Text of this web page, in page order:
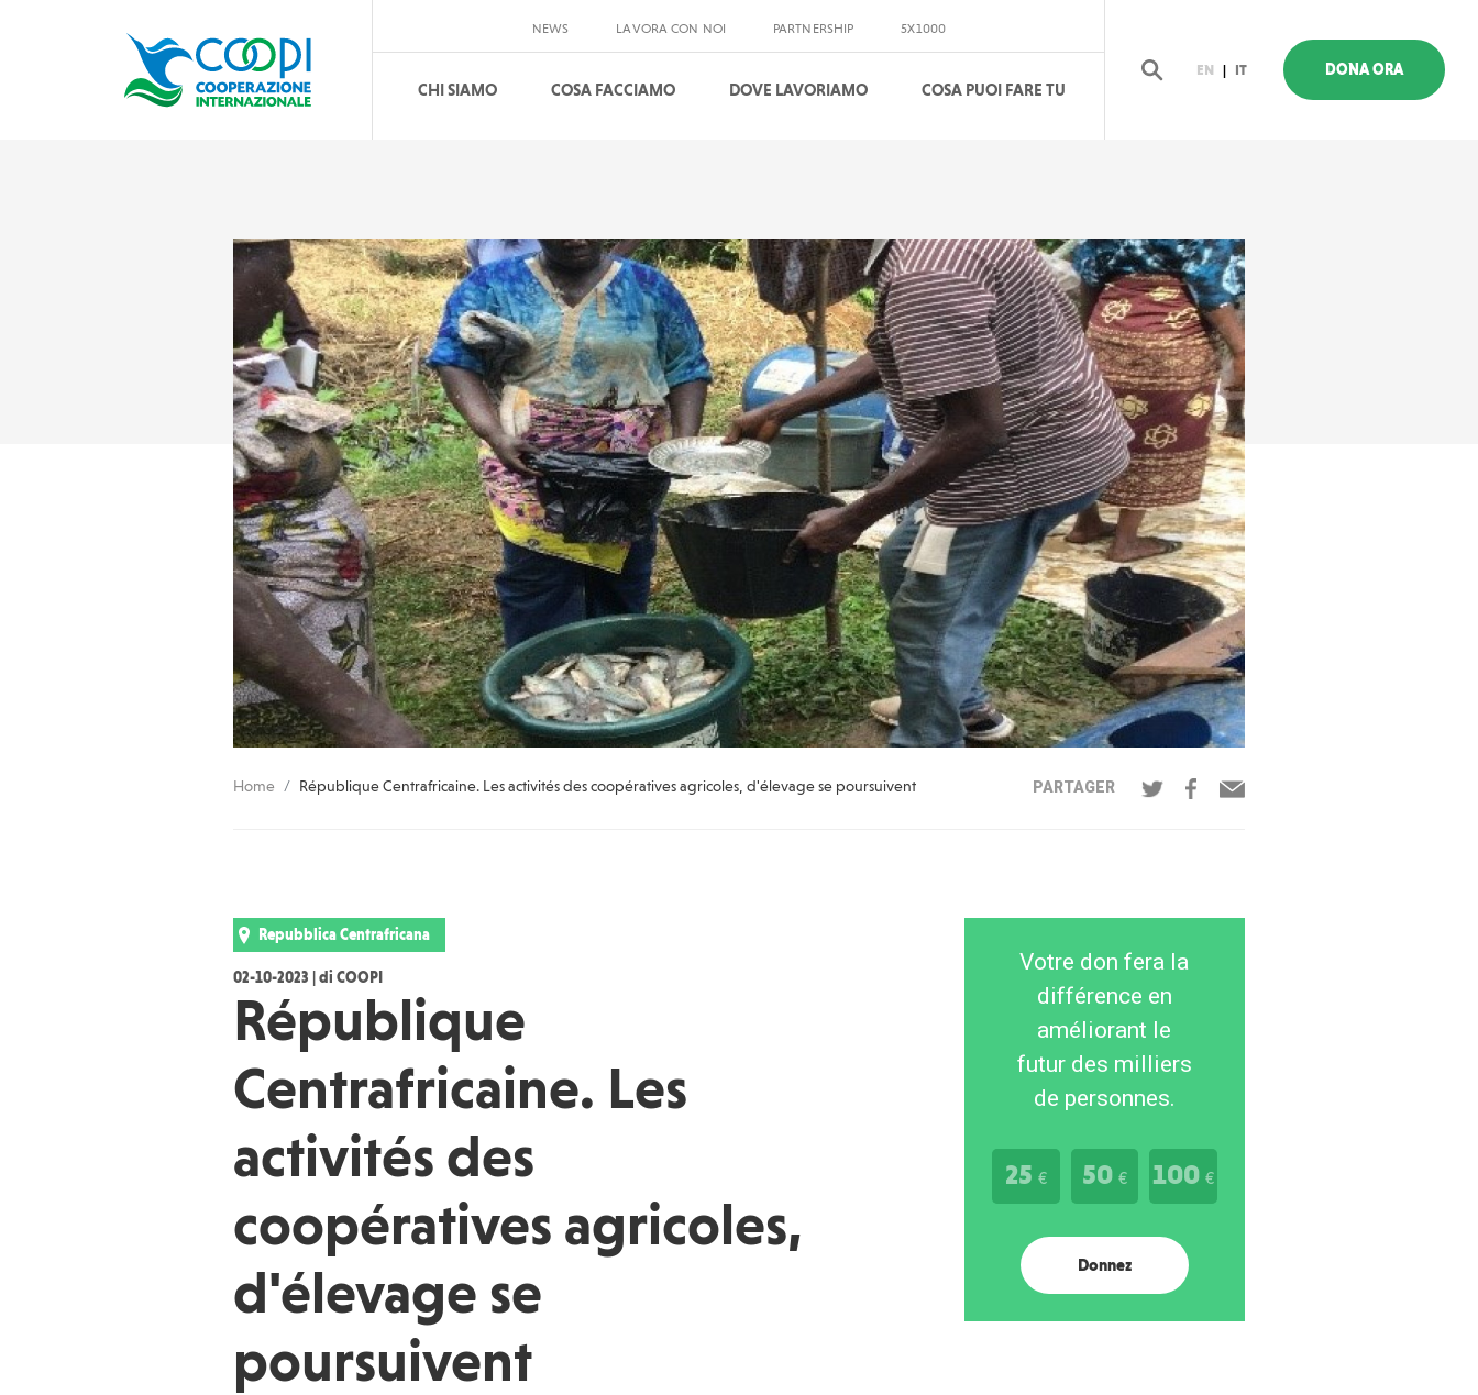
NEWS LAVORA CON NOI PARTNERSHIP 5X1000
CHI SIAMO COSA FACCIAMO DOVE LAVORIAMO COSA PUOI FARE TU
EN | IT DONA ORA
Home République Centrafricaine. Les activités des coopératives agricoles, d'élevage se poursuivent PARTAGER
Repubblica Centrafricana
02-10-2023 | di COOPI
République
Centrafricaine. Les
activités des
coopératives agricoles,
d'élevage se
poursuivent
Votre don fera la
différence en
améliorant le
futur des milliers
de personnes.
25 € 50 € 100€
Donnez